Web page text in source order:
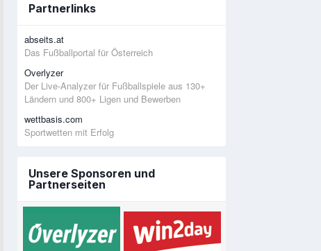
Partnerlinks
abseits.at
Das Fußballportal für Österreich
Overlyzer
Der Live-Analyzer für Fußballspiele aus 130+
Ländern und 800+ Ligen und Bewerben
wettbasis.com
Sportwetten mit Erfolg
Unsere Sponsoren und
Partnerseiten